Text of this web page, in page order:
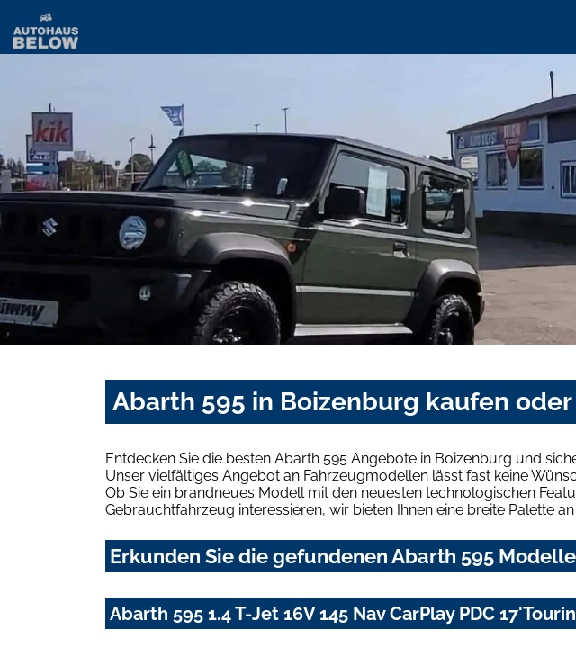
Abarth 595 in Boizenburg kaufen
Entdecken Sie die besten Abarth 595 Angebote in Boizenburg und
Unser vielfältiges Angebot an Fahrzeugmodellen lässt fast keine
Ob Sie ein brandneues Modell mit den neuesten technologischen
Gebrauchtfahrzeug interessieren, wir bieten Ihnen eine breite Palette
Erkunden Sie die gefundenen Abarth 595
Abarth 595 1.4 T-Jet 16V 145 Nav CarPlay PDC